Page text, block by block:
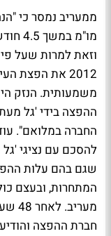
ממעריב נמסר כי
2012 את הפצת
משמעותית. הנזק
החברה במלואם".
שגם בהם עלות
המתחרות, ובעצם
חברת ההפצה